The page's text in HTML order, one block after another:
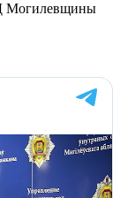
Могилевщины